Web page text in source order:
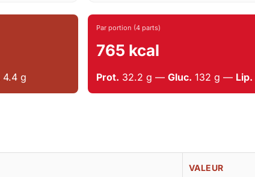
4.4 g
Par portion (4 parts)
765 kcal
Prot. 32.2 g —Gluc. 132 g — Lip.
VALEUR